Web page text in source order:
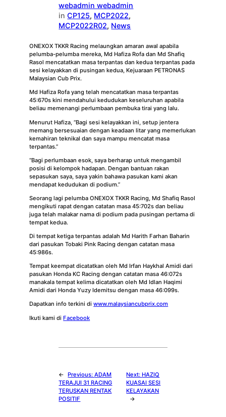
webadmin webadmin
inCP125, MCP2022
MCP2022R02, News
ONEXOX TKKR Racing melaungkan amaran awal apabila
pelumba-pelumba mereka, Md Hafiza Rofa dan Md Shafiq
Rasol mencatatkan masa terpantas dan kedua terpantas pada
sesi kelayakkan di pusingan kedua, Kejuaraan PETRONAS
Malaysian Cub Prix.
Md Hafiza Rofa yang telah mencatatkan masa terpantas
45:670s kini mendahului kedudukan keseluruhan apabila
beliau memenangi perlumbaan pembuka tirai yang lalu.
Menurut Hafiza, “Bagi sesi kelayakkan ini, setup jentera
memang bersesuaian dengan keadaan litar yang memerlukan
kemahiran teknikal dan saya mampu mencatat masa
terpantas.”
“Bagi perlumbaan esok, saya berharap untuk mengambil
posisi di kelompok hadapan. Dengan bantuan rakan
sepasukan saya, saya yakin bahawa pasukan kami akan
mendapat kedudukan di podium.”
Seorang lagi pelumba ONEXOX TKKR Racing, Md Shafiq Rasol
mengikuti rapat dengan catatan masa 45:702s dan beliau
juga telah malakar nama di podium pada pusingan pertama di
tempat kedua.
Di tempat ketiga terpantas adalah Md Harith Farhan Baharin
dari pasukan Tobaki Pink Racing dengan catatan masa
45:986s.
Tempat keempat dicatatkan oleh Md Irfan Haykhal Amidi dari
pasukan Honda KC Racing dengan catatan masa 46:072s
manakala tempat kelima dicatatkan oleh Md Idlan Haqimi
Amidi dari Honda Yuzy Idemitsu dengan masa 46:099s.
Dapatkan info terkini diwww.malaysiancubprix.com
Ikuti kami diFacebook
← Previous:ADAM
TERAJUI 31 RACING
TERUSKAN RENTAK
POSITIF
Next:HAZIQ
KUASAI SESI
KELAYAKAN
→